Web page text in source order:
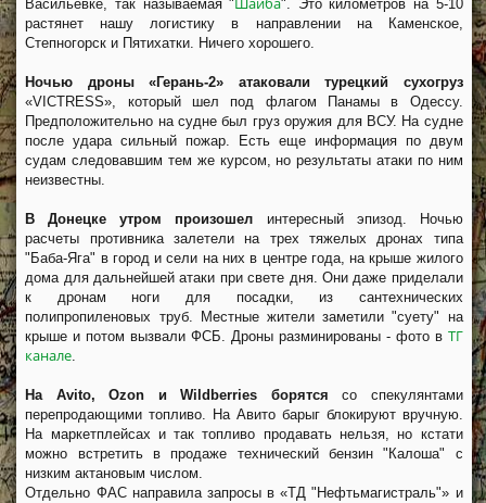
Васильевке, так называемая "Шайба". Это километров на 5-10
растянет нашу логистику в направлении на Каменское,
Степногорск и Пятихатки. Ничего хорошего.
Ночью дроны «Герань-2» атаковали турецкий сухогруз
«VICTRESS», который шел под флагом Панамы в Одессу.
Предположительно на судне был груз оружия для ВСУ. На судне
после удара сильный пожар. Есть еще информация по двум
судам следовавшим тем же курсом, но результаты атаки по ним
неизвестны.
В Донецке утром произошел интересный эпизод. Ночью
расчеты противника залетели на трех тяжелых дронах типа
"Баба-Яга" в город и сели на них в центре года, на крыше жилого
дома для дальнейшей атаки при свете дня. Они даже приделали
к дронам ноги для посадки, из сантехнических
полипропиленовых труб. Местные жители заметили "суету" на
крыше и потом вызвали ФСБ. Дроны разминированы - фото в ТГ
канале.
На Avito, Ozon и Wildberries борятся со спекулянтами
перепродающими топливо. На Авито барыг блокируют вручную.
На маркетплейсах и так топливо продавать нельзя, но кстати
можно встретить в продаже технический бензин "Калоша" с
низким актановым числом.
Отдельно ФАС направила запросы в «ТД "Нефтьмагистраль"» и